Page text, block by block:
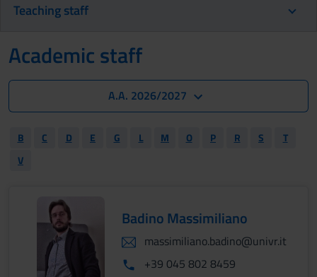
Teaching staff
Academic staff
A.A. 2026/2027
B C D E G L M O P R S
T
V
Badino Massimiliano
massimiliano.badino@univr.it
+39 045 802 8459